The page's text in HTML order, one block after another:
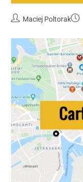
Maciej Poltorak